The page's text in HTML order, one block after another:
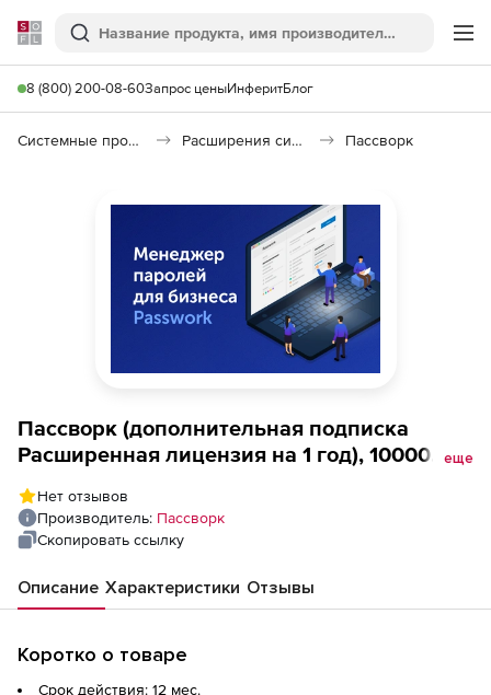
Softline
Поиск
8 (800) 200-08-60Запрос ценыИнферитБлог
Системные программы Расширения системы Пассворк
Пассворк (дополнительная подписка
Расширенная лицензия на 1 год), 10000
еще
Нет отзывов
Производитель: Пассворк
Скопировать ссылку
Описание Характеристики Отзывы
Коротко о товаре
Срок действия: 12 мес.